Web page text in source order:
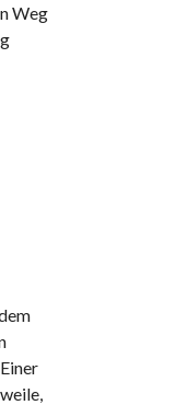
Weg